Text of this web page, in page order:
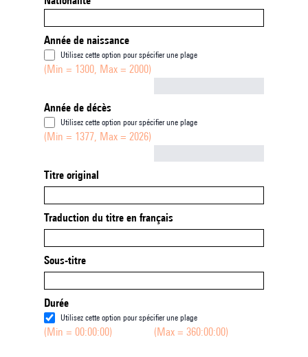
Année de naissance
Utilisez cette option pour spécifier une plage
(Min = 1300, Max = 2000)
Année de décès
Utilisez cette option pour spécifier une plage
(Min = 1377, Max = 2026)
Titre original
Traduction du titre en français
Sous-titre
Durée
Utilisez cette option pour spécifier une plage
(Min = 00:00:00) (Max = 360:00:00)